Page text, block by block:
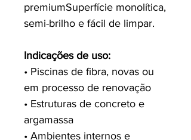
premium Superfície monolítica,
semi-brilho e fácil de limpar.
Indicações de uso:
• Piscinas de fibra, novas ou
em processo de renovação
• Estruturas de concreto e
argamassa
• Ambientes internos e